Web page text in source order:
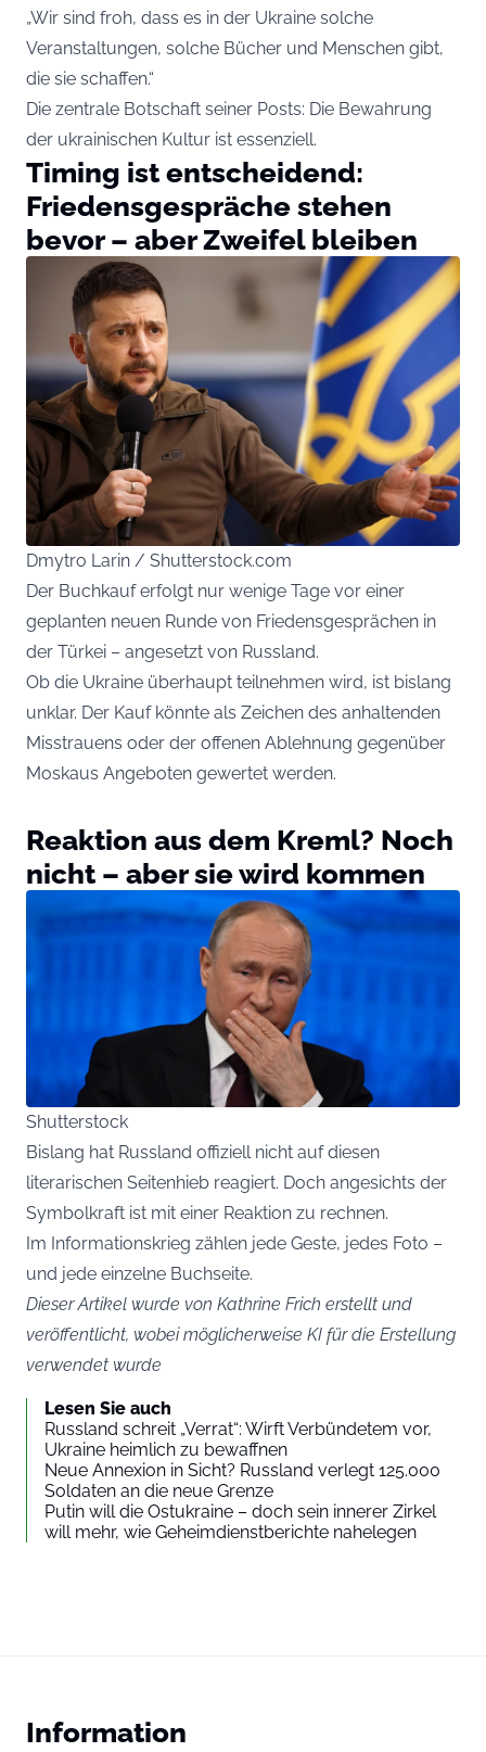
„Wir sind froh, dass es in der Ukraine solche
Veranstaltungen, solche Bücher und Menschen gibt,
die sie schaffen.“
Die zentrale Botschaft seiner Posts: Die Bewahrung
der ukrainischen Kultur ist essenziell.
Timing ist entscheidend:
Friedensgespräche stehen
bevor – aber Zweifel bleiben
Dmytro Larin / Shutterstock.com
Der Buchkauf erfolgt nur wenige Tage vor einer
geplanten neuen Runde von Friedensgesprächen in
der Türkei – angesetzt von Russland.
Ob die Ukraine überhaupt teilnehmen wird, ist bislang
unklar. Der Kauf könnte als Zeichen des anhaltenden
Misstrauens oder der offenen Ablehnung gegenüber
Moskaus Angeboten gewertet werden.
Reaktion aus dem Kreml? Noch
nicht – aber sie wird kommen
Shutterstock
Bislang hat Russland offiziell nicht auf diesen
literarischen Seitenhieb reagiert. Doch angesichts der
Symbolkraft ist mit einer Reaktion zu rechnen.
Im Informationskrieg zählen jede Geste, jedes Foto –
und jede einzelne Buchseite.
Dieser Artikel wurde von Kathrine Frich erstellt und
veröffentlicht, wobei möglicherweise KI für die Erstellung
verwendet wurde
Lesen Sie auch
Russland schreit „Verrat“: Wirft Verbündetem vor,
Ukraine heimlich zu bewaffnen
Neue Annexion in Sicht? Russland verlegt 125.000
Soldaten an die neue Grenze
Putin will die Ostukraine – doch sein innerer Zirkel
will mehr, wie Geheimdienstberichte nahelegen
Information